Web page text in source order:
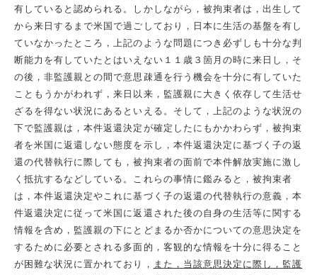
有していると認められる。しかしながら，被拘束者は，出生して
から来日するまで米国で過ごしており，日本に生活の基盤を有し
ていなかったところ，上記のような問題につき必ずしも十分な判
断能力を有していたとはいえない１１歳３箇月の時に来日し，そ
の後，非監護親との間で意思疎通を行う機会を十分に有していた
こともうかがわれず，来日以来，監護親に大きく依存して生活せ
ざるを得ない状況にあるといえる。そして，上記のような状況の
下で監護親は，本件返還決定が確定したにもかかわらず，被拘束
者を米国に返還しない態度を示し，本件返還決定に基づく子の返
還の代替執行に際しても，被拘束者の面前で本件解放実施に激し
く抵抗するなどしている。これらの事情に鑑みると，被拘束者
は，本件返還決定やこれに基づく子の返還の代替執行の意義，本
件返還決定に従って米国に返還された後の自身の生活等に関する
情報を含め，監護親の下にとどまるか否かについての意思決定を
するために必要とされる多面的，客観的な情報を十分に得ること
が困難な状況に置かれており， また，当該意思決定に際し，監護